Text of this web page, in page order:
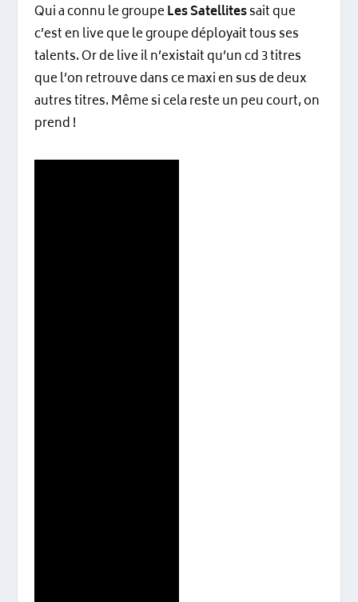
Qui a connu le groupeLes Satellitessait que
c’est en live que le groupe déployait tous ses
talents. Or de live il n’existait qu’un cd 3 titres
que l’on retrouve dans ce maxi en sus de deux
autres titres. Même si cela reste un peu court, on
prend !